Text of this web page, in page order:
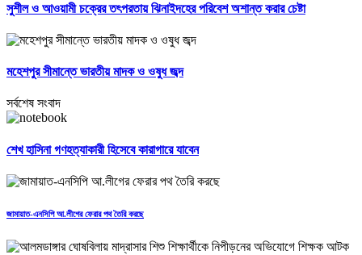
সুশীল ও আওয়ামী চক্রের তৎপরতায় ঝিনাইদহের পরিবেশ অশান্ত করার চেষ্টা
মহেশপুর সীমান্তে ভারতীয় মাদক ও ওষুধ জব্দ
সর্বশেষ সংবাদ
শেখ হাসিনা গণহত্যাকারী হিসেবে কারাগারে যাবেন
জামায়াত-এনসিপি আ.লীগের ফেরার পথ তৈরি করছে